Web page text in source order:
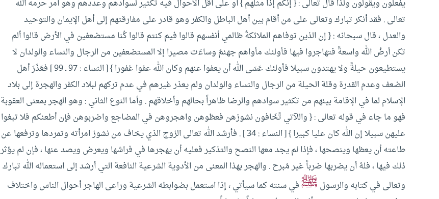
يفعلون ويقولون ولذا قال تعالى : { إنكم إذا مثلهم } أو على أقل الأحوال فيه تكثير لسوادهم وعددهم وهو أمر حرمه الله
تعالى . فقد أنكر تبارك وتعالى على من أقام بين أهل الباطل والكفر وهو قادر على مفارقتهم إلى أهل الإيمان والتوحيد
والعدل ، قال سبحانه : { إن الذين توفاهم الملائكةُ ظالمي أنفسهم قالوا فيم كنتم قالوا كُنا مستضعفين في الأرض قالوا ألم
تكن أرضُ الله واسعةً فتهاجروا فيها فأولئك مأواهم جهنمُ وساءَت مصيرا إلا المستضعفين من الرجال والنساء والولدان لا
يستطيعون حيلةً ولا يهتدون سبيلا فأولئك عَسَى الله أن يعفوا عنهم وكان الله عفوا غفورا } [ النساء : 97 ـ 99 ] فعَذَرَ أهل
الضعف وعدم القدرة وقلة الحيلة من الرجال والنساء والولدان ولم يعذر غيرهم في عدم تركهم لبلاد الكفر والهجرة إلى بلاد
الإسلام لما في الإقامة بينهم من تكثير سوادهم والرضا ظاهراً بحالهم وأخلاقهم . وأما النوع الثاني : وهو الهجر بمعنى العقوبة
فهو ما جاء في قوله تعالى : { واللآتي تََخَافون نشوزهن فعظوهن واهجروهن في المضاجع واضربوهن فإن أطعنكم فلا تبغوا
عليهن سبيلا إن الله كان عليا كبيرا } [ النساء : 34 ] .
فأرشد الله تعالى الزوج الذي يخاف من نشوز امرأته وتمردها وترفعها عن
طاعته أن يعظها وينصحها ، فإذا لم يجد معها النصح والتذكير فعليه أن يهجرها في فراشها ويعرض ويصد عنها ، فإن لم يؤثر
ذلك فيها ، فلهُ أن يضربها ضرباً غير مُبرح . والهجر بهذا المعنى من الأدوية الشرعية النافعة التي أرشد إلى استعماله الله تبارك
وتعالى في كتابه والرسول ﷺفي سنته كما سيأتي ، إذا استعمل بضوابطه الشرعية وراعى الهاجر أحوال الناس واختلاف